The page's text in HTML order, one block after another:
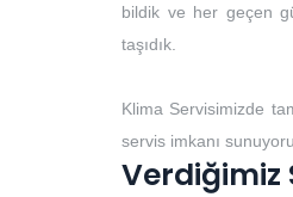
bildik ve her geçen
taşıdık.
Klima Servisimizde
servis imkanı
Verdiğimiz